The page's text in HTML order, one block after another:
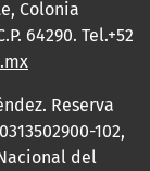
Colonia
64290. Tel.+52
Reserva
102,
del